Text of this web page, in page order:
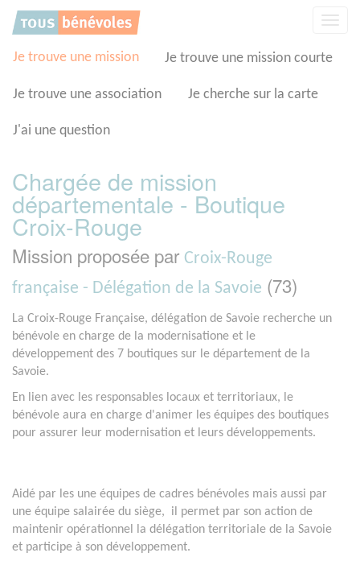
Je trouve une mission Je trouve une mission courte
Je trouve une association Je cherche sur la carte
J'ai une question
Chargée de mission
départementale - Boutique
Croix-Rouge
Mission proposée par Croix-Rouge
française - Délégation de la Savoie (73)
La Croix-Rouge Française, délégation de Savoie recherche un
bénévole en charge de la modernisatione et le
développement des 7 boutiques sur le département de la
Savoie.
En lien avec les responsables locaux et territoriaux, le
bénévole aura en charge d'animer les équipes des boutiques
pour assurer leur modernisation et leurs développements.
Aidé par les une équipes de cadres bénévoles mais aussi par
une équipe salairée du siège, il permet par son action de
maintenir opérationnel la délégation territoriale de la Savoie
et participe à son développement.
Panneau de gestion des cookies